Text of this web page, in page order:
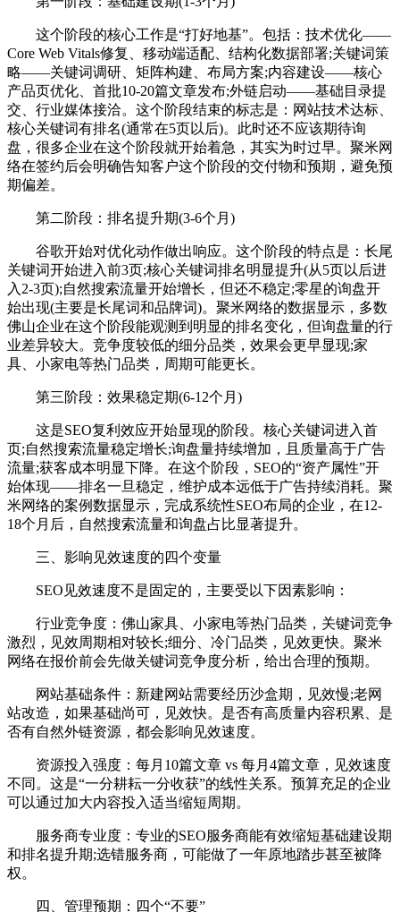
这个阶段的核心工作是“打好地基”。包括：技术优化——
Core Web Vitals修复、移动端适配、结构化数据部署;关键词策
略——关键词调研、矩阵构建、布局方案;内容建设——核心
产品页优化、首批10-20篇文章发布;外链启动——基础目录提
交、行业媒体接洽。这个阶段结束的标志是：网站技术达标、
核心关键词有排名(通常在5页以后)。此时还不应该期待询
盘，很多企业在这个阶段就开始着急，其实为时过早。聚米网
络在签约后会明确告知客户这个阶段的交付物和预期，避免预
期偏差。
第二阶段：排名提升期(3-6个月)
谷歌开始对优化动作做出响应。这个阶段的特点是：长尾
关键词开始进入前3页;核心关键词排名明显提升(从5页以后进
入2-3页);自然搜索流量开始增长，但还不稳定;零星的询盘开
始出现(主要是长尾词和品牌词)。聚米网络的数据显示，多数
佛山企业在这个阶段能观测到明显的排名变化，但询盘量的行
业差异较大。竞争度较低的细分品类，效果会更早显现;家
具、小家电等热门品类，周期可能更长。
第三阶段：效果稳定期(6-12个月)
这是SEO复利效应开始显现的阶段。核心关键词进入首
页;自然搜索流量稳定增长;询盘量持续增加，且质量高于广告
流量;获客成本明显下降。在这个阶段，SEO的“资产属性”开
始体现——排名一旦稳定，维护成本远低于广告持续消耗。聚
米网络的案例数据显示，完成系统性SEO布局的企业，在12-
18个月后，自然搜索流量和询盘占比显著提升。
三、影响见效速度的四个变量
SEO见效速度不是固定的，主要受以下因素影响：
行业竞争度：佛山家具、小家电等热门品类，关键词竞争
激烈，见效周期相对较长;细分、冷门品类，见效更快。聚米
网络在报价前会先做关键词竞争度分析，给出合理的预期。
网站基础条件：新建网站需要经历沙盒期，见效慢;老网
站改造，如果基础尚可，见效快。是否有高质量内容积累、是
否有自然外链资源，都会影响见效速度。
资源投入强度：每月10篇文章 vs 每月4篇文章，见效速度
不同。这是“一分耕耘一分收获”的线性关系。预算充足的企业
可以通过加大内容投入适当缩短周期。
服务商专业度：专业的SEO服务商能有效缩短基础建设期
和排名提升期;选错服务商，可能做了一年原地踏步甚至被降
权。
四、管理预期：四个“不要”